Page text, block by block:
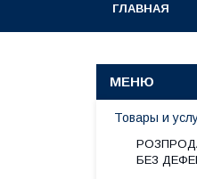
ГЛАВНАЯ
Товары и
БЕЗ